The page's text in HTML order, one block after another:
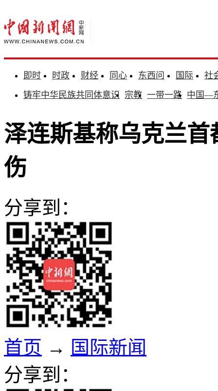
即时 时政 财经 同心 东西问 国际
社
铸牢中华民族共同体意识 宗教 一带一路 中国—
泽连斯基称乌克兰首
伤
分享到：
首页 → 国际新闻
分享到：